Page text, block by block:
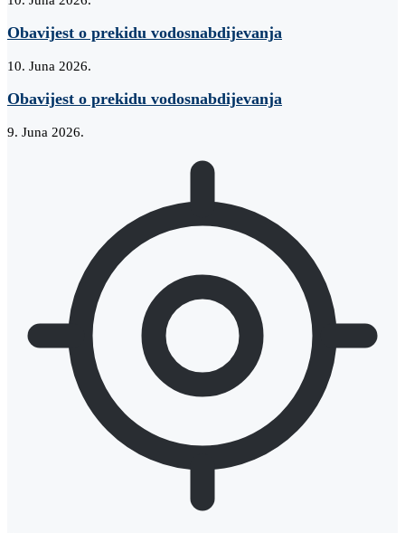
Obavijest o prekidu vodosnabdijevanja
10. Juna 2026.
Obavijest o prekidu vodosnabdijevanja
9. Juna 2026.